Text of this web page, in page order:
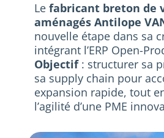
Le fabricant breton de
aménagés Antilope
nouvelle étape dans sa
intégrant l’ERP Open-
Objectif: structurer sa
sa supply chain pour
expansion rapide, tout
l’agilité d’une PME